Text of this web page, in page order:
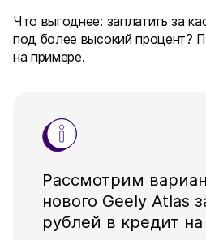
Что выгоднее: заплатить за
под более высокий процент?
на примере.
Рассмотрим
нового Geely Atlas
рублей в кредит